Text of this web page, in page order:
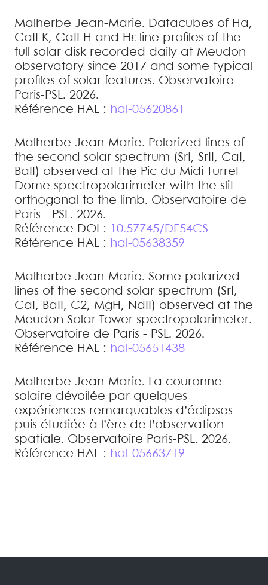
Malherbe Jean-Marie. Datacubes of Hα,
CaII K, CaII H and Hε line profiles of the
full solar disk recorded daily at Meudon
observatory since 2017 and some typical
profiles of solar features. Observatoire
Paris-PSL. 2026.
Référence HAL : hal-05620861
Malherbe Jean-Marie. Polarized lines of
the second solar spectrum (SrI, SrII, CaI,
BaII) observed at the Pic du Midi Turret
Dome spectropolarimeter with the slit
orthogonal to the limb. Observatoire de
Paris - PSL. 2026.
Référence DOI :
10.57745/DF54CS
Référence HAL : hal-05638359
Malherbe Jean-Marie. Some polarized
lines of the second solar spectrum (SrI,
CaI, BaII, C2, MgH, NdII) observed at the
Meudon Solar Tower spectropolarimeter.
Observatoire de Paris - PSL. 2026.
Référence HAL : hal-05651438
Malherbe Jean-Marie. La couronne
solaire dévoilée par quelques
expériences remarquables d’éclipses
puis étudiée à l’ère de l’observation
spatiale. Observatoire Paris-PSL. 2026.
Référence HAL : hal-05663719